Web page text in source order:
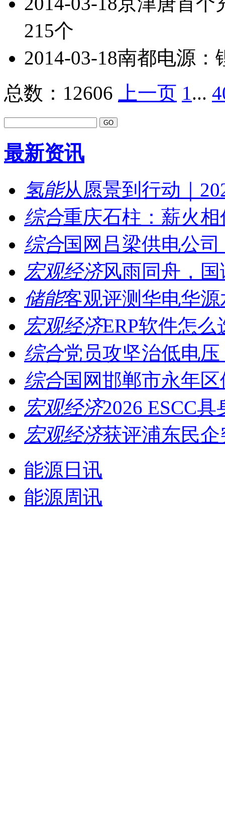
215个
2014-03-18南都电源：
总数：12606
上一页 1...
最新资讯
氢能从愿景到行动｜
综合重庆石柱：薪火
综合国网吕梁供电公
宏观经济风雨同舟，
储能客观评测华电华
宏观经济ERP软件怎
综合党员攻坚治低电
综合国网邯郸市永年
宏观经济2026 ESCC
宏观经济获评浦东民
能源日讯
能源周讯